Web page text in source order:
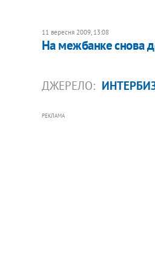
11 вересня 2009, 13:08
На межбанке снова
ДЖЕРЕЛО:
РЕКЛАМА